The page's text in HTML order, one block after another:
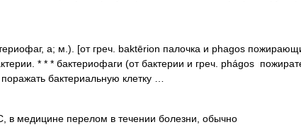
а; м.). [от греч. baktērion палочка и phagos
* * * бактериофаги (от бактерии и греч. phágos
бактериальную клетку …
медицине перелом в течении болезни, обычно